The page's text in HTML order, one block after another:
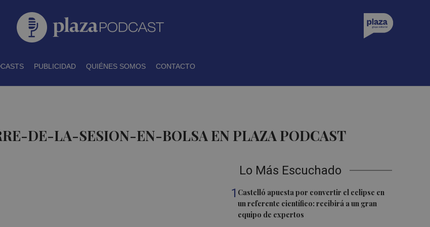
PUBLICIDAD QUIÉNES SOMOS CONTACTO
DE-LA-SESION-EN-BOLSA EN PLAZA PODCAST
Lo Más Escuchado
1 Castelló apuesta por convertir el eclipse en
un referente científico: recibirá a un gran
equipo de expertos